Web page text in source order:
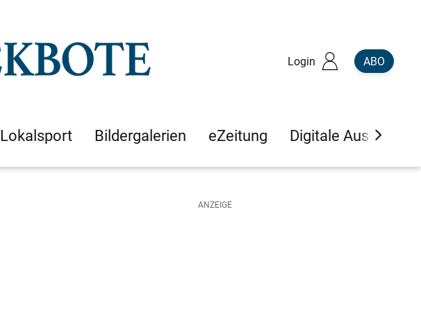
Login ABO
Lokalsport Bildergalerien eZeitung Digitale Ausgaben